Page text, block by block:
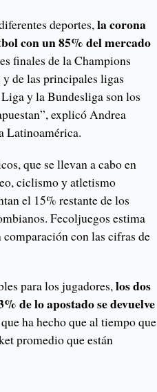
deportes,la corona
con un 85% del mercado
finales de la Champions
de las principales ligas
y la Bundesliga son los
explicó Andrea
Latinoamérica.
que se llevan a cabo en
ciclismo y atletismo
el 15% restante de los
Fecoljuegos estima
comparación con las cifras de
para los jugadores,los dos
de lo apostado se devuelve
ha hecho que al tiempo que
promedio que están